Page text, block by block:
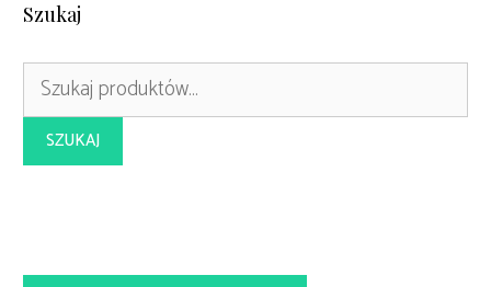
Szukaj
Szukaj:
SZUKAJ